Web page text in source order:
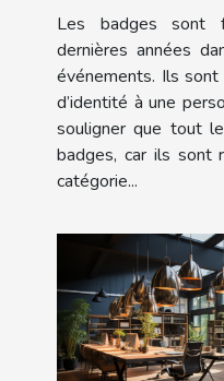
Les badges sont
dernières années
événements. Ils
d’identité à une
souligner que tout
badges, car ils sont
catégorie...